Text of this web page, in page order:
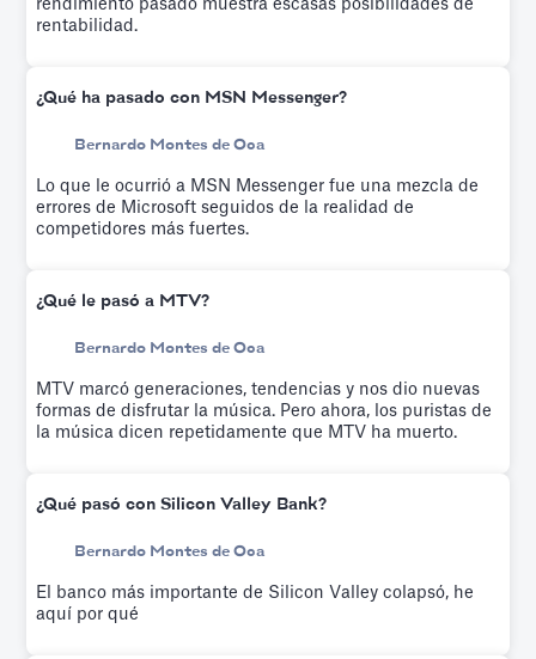
rendimiento pasado muestra escasas posibilidades de
rentabilidad.
¿Qué ha pasado con MSN Messenger?
Bernardo Montes de Oca
Lo que le ocurrió a MSN Messenger fue una mezcla de
errores de Microsoft seguidos de la realidad de
competidores más fuertes.
¿Qué le pasó a MTV?
Bernardo Montes de Oca
MTV marcó generaciones, tendencias y nos dio nuevas
formas de disfrutar la música. Pero ahora, los puristas de
la música dicen repetidamente que MTV ha muerto.
¿Qué pasó con Silicon Valley Bank?
Bernardo Montes de Oca
El banco más importante de Silicon Valley colapsó, he
aquí por qué